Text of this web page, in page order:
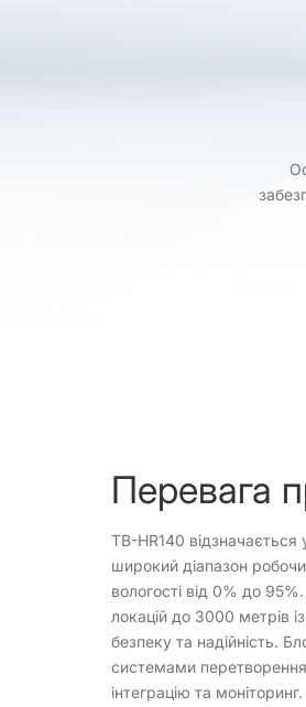
Перевага
TB-HR140 відзначається
широкий діапазон
вологості від 0% до
локацій до 3000 метрів
безпеку та надійність.
системами
інтеграцію та моніторинг.